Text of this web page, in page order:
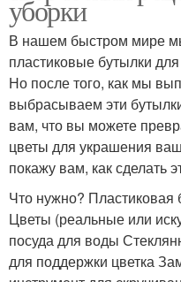
уборки
В нашем быстром мире
пластиковые бутылки
Но после того, как мы
выбрасываем эти
вам, что вы можете
цветы для украшения
покажу вам, как сделать
Что нужно? Пластиковая
Цветы (реальные или
посуда для воды
для поддержки цветка